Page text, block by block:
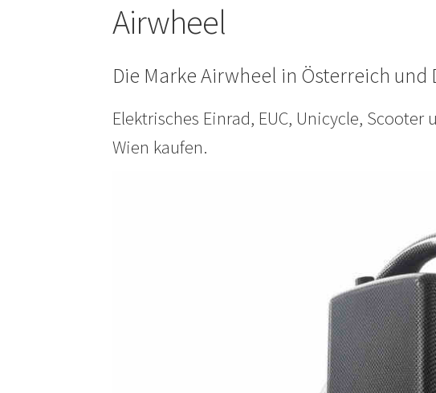
Airwheel
Die Marke Airwheel in Österreich und
Elektrisches Einrad, EUC, Unicycle,
Wien kaufen.